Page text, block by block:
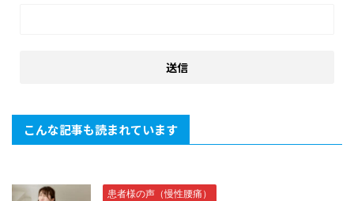
こんな記事も読まれています
患者様の声（慢性腰痛）